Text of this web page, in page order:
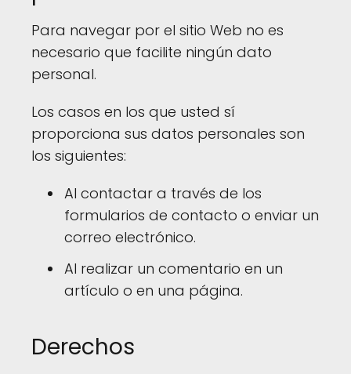
Para navegar por el sitio Web no es
necesario que facilite ningún dato
personal.
Los casos en los que usted sí
proporciona sus datos personales son
los siguientes:
Al contactar a través de los
formularios de contacto o enviar un
correo electrónico.
Al realizar un comentario en un
artículo o en una página.
Derechos